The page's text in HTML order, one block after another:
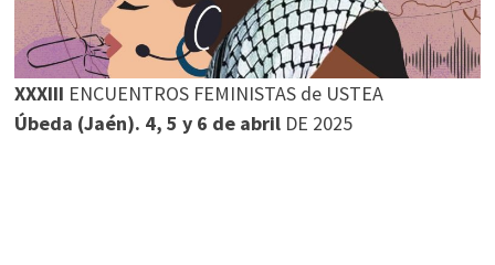
XXXIII ENCUENTROS FEMINISTAS de USTEA
Úbeda (Jaén). 4, 5 y 6 de abrilDE 2025